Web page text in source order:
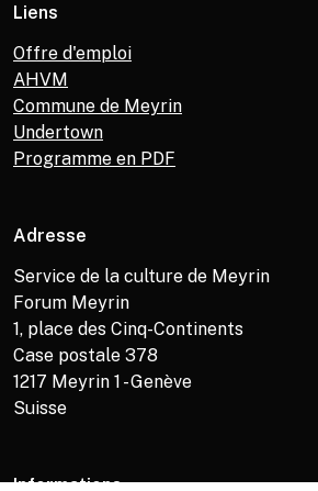
Liens
Offre d'emploi
AHVM
Commune de Meyrin
Undertown
Programme en PDF
Adresse
Service de la culture de Meyrin
Forum Meyrin
1, place des Cinq-Continents
Case postale 378
1217 Meyrin 1 - Genève
Suisse
Informations